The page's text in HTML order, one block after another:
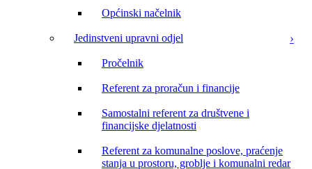
Općinski načelnik
Jedinstveni upravni odjel
Pročelnik
Referent za proračun i financije
Samostalni referent za društvene i
financijske djelatnosti
Referent za komunalne poslove, praćenje
stanja u prostoru, groblje i komunalni redar